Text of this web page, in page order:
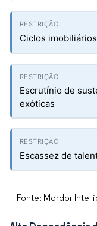
Ciclos
Escrutínio de
exóticas
Escassez de
Fonte: Mordor